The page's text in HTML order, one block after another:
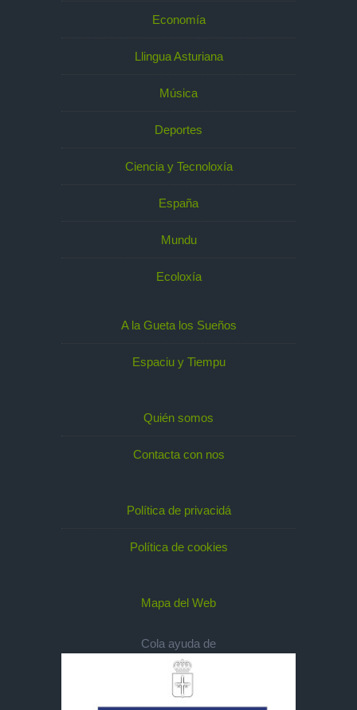
Economía
Llingua Asturiana
Música
Deportes
Ciencia y Tecnoloxía
España
Mundu
Ecoloxía
A la Gueta los Sueños
Espaciu y Tiempu
Quién somos
Contacta con nos
Política de privacidá
Política de cookies
Mapa del Web
Cola ayuda de